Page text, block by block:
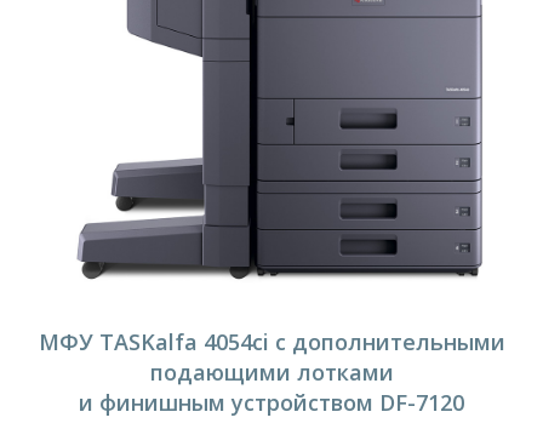
МФУ TASKalfa 4054ci с дополнительными
подающими лотками
и финишным устройством DF-7120